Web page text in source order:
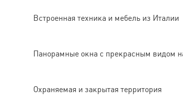
Встроенная техника и мебель из Италии
Панорамные окна с прекрасным видом
Охраняемая и закрытая территория